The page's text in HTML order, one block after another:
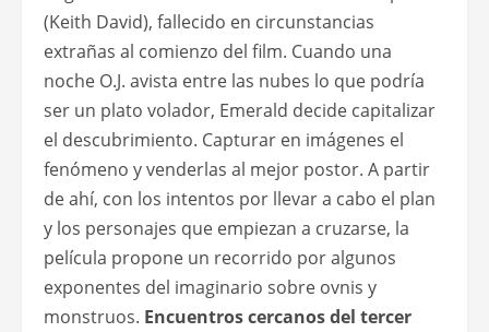
(Keith David), fallecido en circunstancias
extrañas al comienzo del film. Cuando una
noche O.J. avista entre las nubes lo que podría
ser un plato volador, Emerald decide capitalizar
el descubrimiento. Capturar en imágenes el
fenómeno y venderlas al mejor postor. A partir
de ahí, con los intentos por llevar a cabo el plan
y los personajes que empiezan a cruzarse, la
película propone un recorrido por algunos
exponentes del imaginario sobre ovnis y
monstruos. Encuentros cercanos del tercer